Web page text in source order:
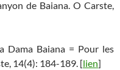
de Baiana. O Carste,
Dama Baiana = Pour les
14(4): 184-189. [lien]